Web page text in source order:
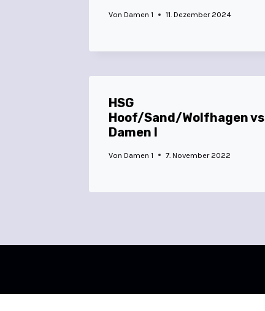
Von Damen 1 11. Dezember 2024
HSG
Hoof/Sand/Wolfhagen vs
Damen I
Von Damen 1 7. November 2022